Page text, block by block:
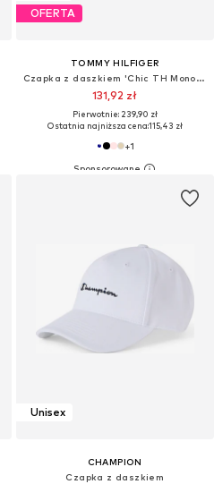
OFERTA
TOMMY HILFIGER
Czapka z daszkiem 'Chic TH Monogram Baseball'
131,92 zł
Pierwotnie: 239,90 zł
Ostatnia najniższa cena:115,43 zł
+1
Unisex
CHAMPION
Czapka z daszkiem